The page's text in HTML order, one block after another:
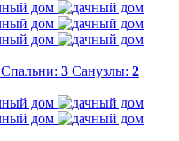
Спальни: 3 Санузлы: 2